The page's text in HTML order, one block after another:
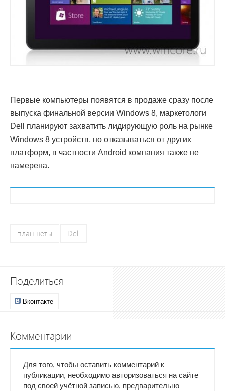
Первые компьютеры появятся в продаже сразу после
выпуска финальной версии Windows 8, маркетологи
Dell планируют захватить лидирующую роль на рынке
Windows 8 устройств, но отказываться от других
платформ, в частности Android компания также не
намерена.
планшеты Dell
Поделиться
Вконтакте
Комментарии
Для того, чтобы оставить комментарий к
публикации, необходимо авторизоваться на сайте
под своей учётной записью, предварительно